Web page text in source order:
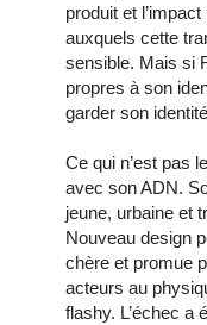
produit et
auxquels cette
sensible. Mais si
propres à son
garder son
Ce qui n’est pas
avec son ADN.
jeune, urbaine et
Nouveau design
chère et promue
acteurs au
flashy. L’échec a